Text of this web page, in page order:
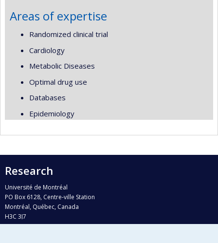
Areas of expertise
Randomized clinical trial
Cardiology
Metabolic Diseases
Optimal drug use
Databases
Epidemiology
Research
Université de Montréal
PO Box 6128, Centre-ville Station
Montréal, Québec, Canada
H3C 3J7